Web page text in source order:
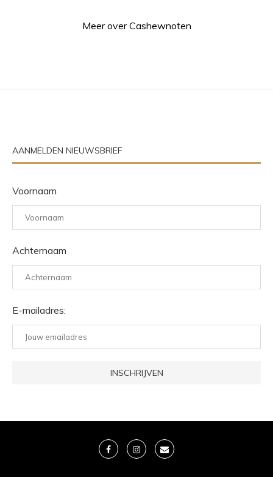
Meer over Cashewnoten
AANMELDEN NIEUWSBRIEF
Voornaam
Achternaam
E-mailadres: